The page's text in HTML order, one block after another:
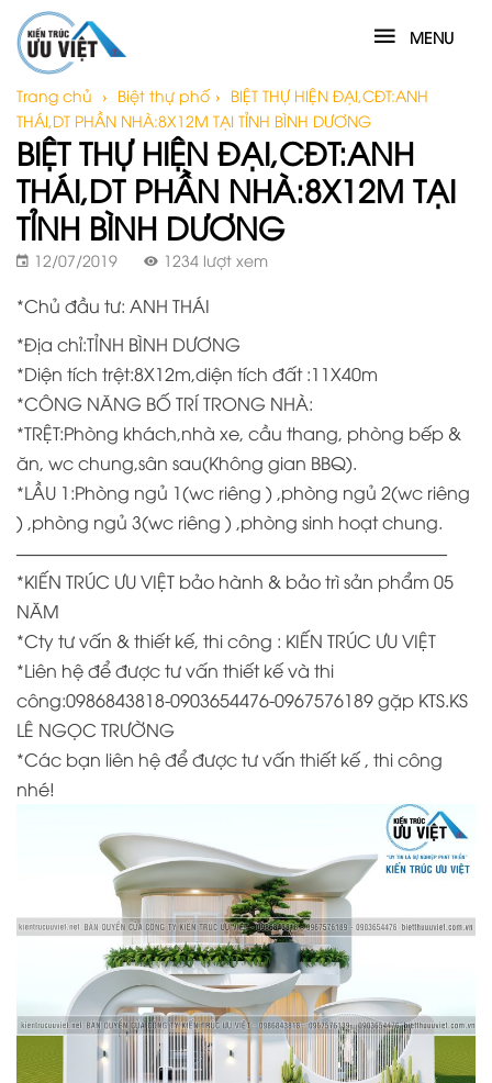
MENU
Trang chủ › Biệt thự phố › BIỆT THỰ HIỆN ĐẠI,CĐT:ANH
THÁI,DT PHẦN NHÀ:8X12M TẠI TỈNH BÌNH DƯƠNG
BIỆT THỰ HIỆN ĐẠI,CĐT:ANH
THÁI,DT PHẦN NHÀ:8X12M TẠI
TỈNH BÌNH DƯƠNG
12/07/2019 1234 lượt xem
*Chủ đầu tư: ANH THÁI
*Địa chỉ:TỈNH BÌNH DƯƠNG
*Diện tích trệt:8X12m,diện tích đất :11X40m
*CÔNG NĂNG BỐ TRÍ TRONG NHÀ:
*TRỆT:Phòng khách,nhà xe, cầu thang, phòng bếp &
ăn, wc chung,sân sau(Không gian BBQ).
*LẦU 1:Phòng ngủ 1(wc riêng ) ,phòng ngủ 2(wc riêng
) ,phòng ngủ 3(wc riêng ) ,phòng sinh hoạt chung.
————————————————————————–
*KIẾN TRÚC ƯU VIỆT bảo hành & bảo trì sản phẩm 05
NĂM
*Cty tư vấn & thiết kế, thi công : KIẾN TRÚC ƯU VIỆT
*Liên hệ để được tư vấn thiết kế và thi
công:0986843818-0903654476-0967576189 gặp KTS.KS
LÊ NGỌC TRƯỜNG
*Các bạn liên hệ để được tư vấn thiết kế , thi công
nhé!